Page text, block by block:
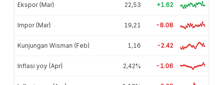
Ekspor (Mar) 22,53 +1.62
Impor (Mar) 19,21 -8.08
Kunjungan Wisman (Feb) 1,16 -2.42
Inflasi yoy (Apr) 2,42% -1.06